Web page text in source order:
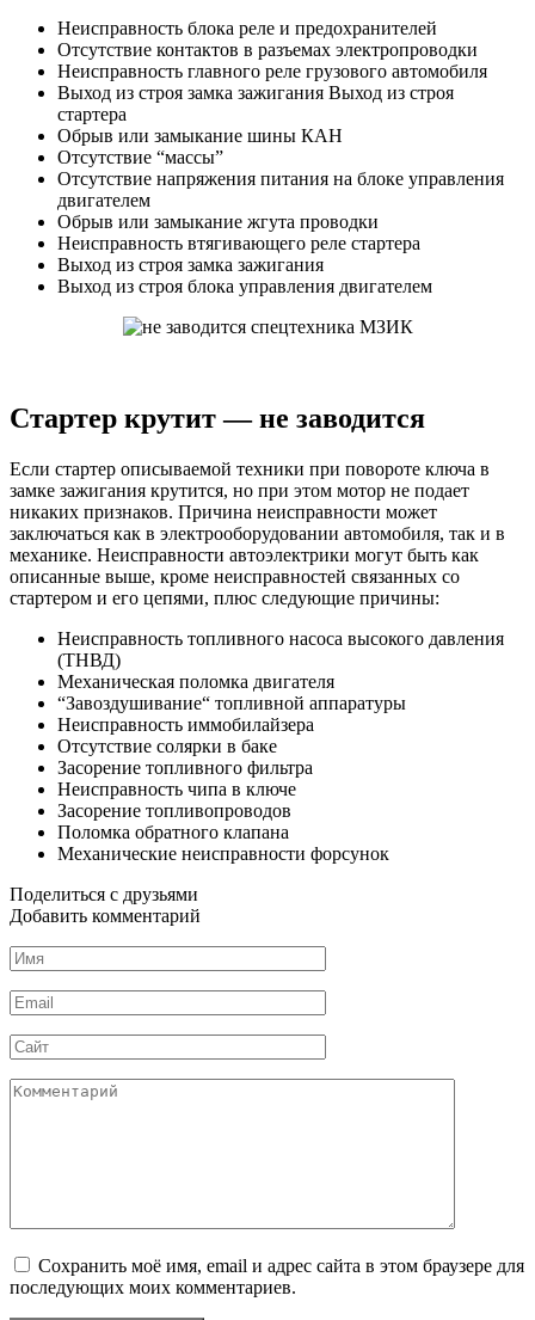
Неисправность блока реле и предохранителей
Отсутствие контактов в разъемах электропроводки
Неисправность главного реле грузового автомобиля
Выход из строя замка зажигания Выход из строя
стартера
Обрыв или замыкание шины КАН
Отсутствие “массы”
Отсутствие напряжения питания на блоке управления
двигателем
Обрыв или замыкание жгута проводки
Неисправность втягивающего реле стартера
Выход из строя замка зажигания
Выход из строя блока управления двигателем
Стартер крутит — не заводится
Если стартер описываемой техники при повороте ключа в
замке зажигания крутится, но при этом мотор не подает
никаких признаков. Причина неисправности может
заключаться как в электрооборудовании автомобиля, так и в
механике. Неисправности автоэлектрики могут быть как
описанные выше, кроме неисправностей связанных со
стартером и его цепями, плюс следующие причины:
Неисправность топливного насоса высокого давления
(ТНВД)
Механическая поломка двигателя
“Завоздушивание“ топливной аппаратуры
Неисправность иммобилайзера
Отсутствие солярки в баке
Засорение топливного фильтра
Неисправность чипа в ключе
Засорение топливопроводов
Поломка обратного клапана
Механические неисправности форсунок
Поделиться с друзьями
Добавить комментарий
Имя
*
Email
*
Сайт
Комментарий
Сохранить моё имя, email и адрес сайта в этом браузере для
последующих моих комментариев.